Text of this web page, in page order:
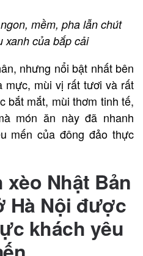
mềm, pha lẫn chút
xanh của bắp cải
nhưng nổi bật nhất bên
mực, mùi vị rất tươi và rất
bắt mắt, mùi thơm tinh tế,
món ăn này đã nhanh
mến của đông đảo thực
xèo Nhật Bản
Hà Nội được
khách yêu